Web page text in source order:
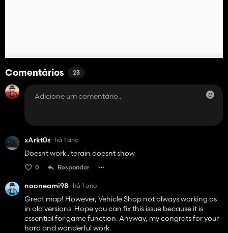
Comentários 23
xArkt0s há 1 ano
Doesnt work.. terain doesnt show
0 Responder
nooneami98 há 1 ano
Great map! However, Vehicle Shop not always working as
in old versions. Hope you can fix this issue because it is
essential for game function. Anyway, my congrats for your
hard and wonderful work.